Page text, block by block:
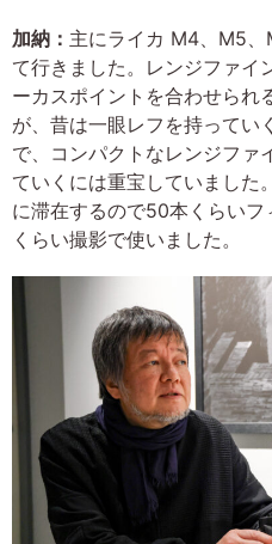
加納： 主にライカ M4、M5
て行きました。レンジファイ
ーカスポイントを合わせられ
が、昔は一眼レフを持ってい
で、コンパクトなレンジファ
ていくには重宝していました
に滞在するので50本くらい
くらい撮影で使いました。